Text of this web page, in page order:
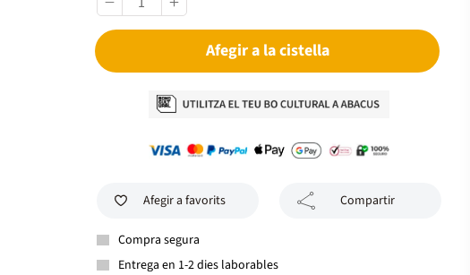
Afegir a la cistella
Afegir a favorits Compartir
Compra segura
Entrega en 1-2 dies laborables